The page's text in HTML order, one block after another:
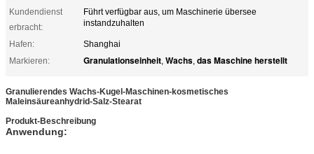
Kundendienst
erbracht:
Führt verfügbar aus, um Maschinerie übersee
instandzuhalten
Hafen:
Shanghai
Markieren:
Granulationseinheit, Wachs, das Maschine herstellt
Granulierendes Wachs-Kugel-Maschinen-kosmetisches
Maleinsäureanhydrid-Salz-Stearat
Produkt-Beschreibung
Anwendung: